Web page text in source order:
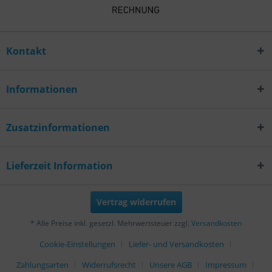
Kontakt
Informationen
Zusatzinformationen
Lieferzeit Information
Vertrag widerrufen
* Alle Preise inkl. gesetzl. Mehrwertsteuer zzgl. Versandkosten
Cookie-Einstellungen
Liefer- und Versandkosten
Zahlungsarten
Widerrufsrecht Unsere AGB Impressum